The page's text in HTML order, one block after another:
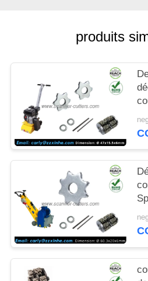
LES
AFFAIRES
DEMANDEZ
UN DEVIS
DU
SITE
POLITIQUE
produits